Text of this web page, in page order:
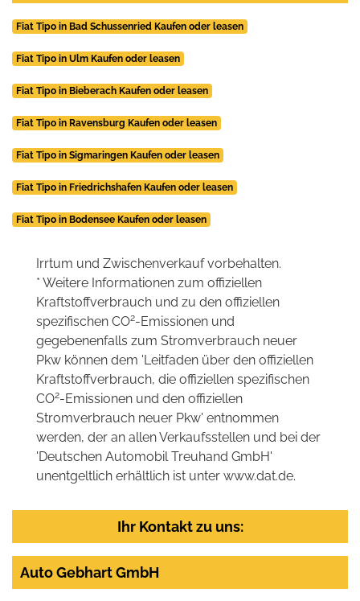
Fiat Tipo in Bad Schussenried Kaufen oder leasen
Fiat Tipo in Ulm Kaufen oder leasen
Fiat Tipo in Bieberach Kaufen oder leasen
Fiat Tipo in Ravensburg Kaufen oder leasen
Fiat Tipo in Sigmaringen Kaufen oder leasen
Fiat Tipo in Friedrichshafen Kaufen oder leasen
Fiat Tipo in Bodensee Kaufen oder leasen
Irrtum und Zwischenverkauf vorbehalten.
* Weitere Informationen zum offiziellen
Kraftstoffverbrauch und zu den offiziellen
spezifischen CO2-Emissionen und
gegebenenfalls zum Stromverbrauch neuer
Pkw können dem 'Leitfaden über den offiziellen
Kraftstoffverbrauch, die offiziellen spezifischen
CO2-Emissionen und den offiziellen
Stromverbrauch neuer Pkw' entnommen
werden, der an allen Verkaufsstellen und bei der
'Deutschen Automobil Treuhand GmbH'
unentgeltlich erhältlich ist unter www.dat.de.
Ihr Kontakt zu uns:
Auto Gebhart GmbH